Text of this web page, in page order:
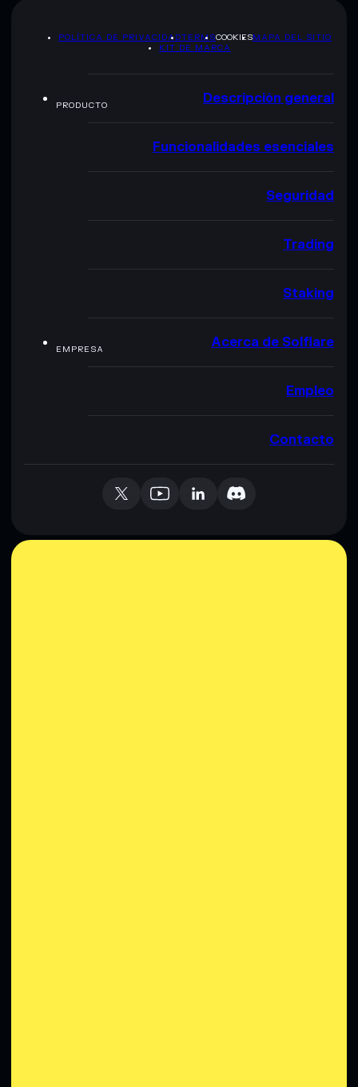
POLÍTICA DE PRIVACIDADTERMSCOOKIESMAPA DEL SITIO
KIT DE MARCA
PRODUCTO Descripción general
Funcionalidades esenciales
Seguridad
Trading
Staking
EMPRESA Acerca de Solflare
Empleo
Contacto